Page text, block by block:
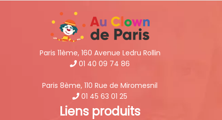
Paris 11ème, 160 Avenue Ledru Rollin
01 40 09 74 86
Paris 8ème, 110 Rue de Miromesnil
01 45 63 01 25
Liens produits